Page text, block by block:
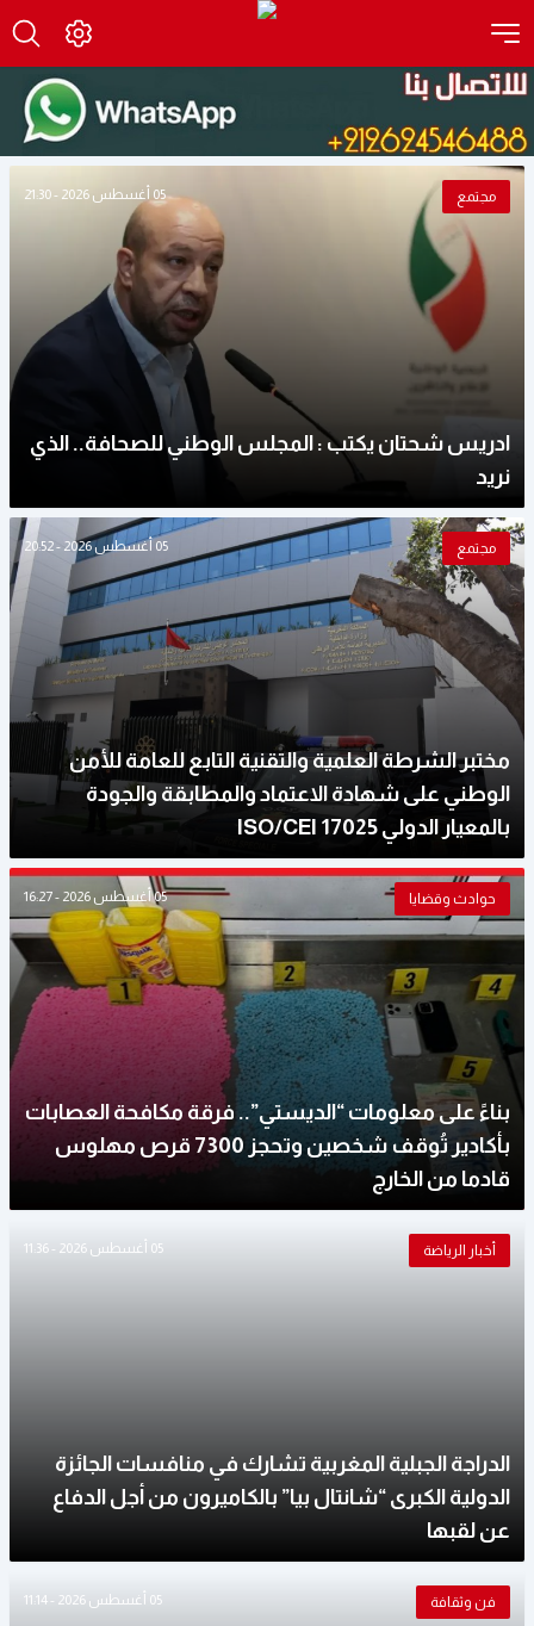
مجتمع 05 أغسطس 2026 - 21:30
ادريس شحتان يكتب : المجلس الوطني للصحافة.. الذي
نريد
مجتمع 05 أغسطس 2026 - 20:52
مختبر الشرطة العلمية والتقنية التابع للعامة للأمن
الوطني على شهادة الاعتماد والمطابقة والجودة
بالمعيار الدولي ISO/CEI 17025
حوادث وقضايا 05 أغسطس 2026 - 16:27
بناءً على معلومات “الديستي”.. فرقة مكافحة العصابات
بأكادير تُوقف شخصين وتحجز 7300 قرص مهلوس
قادما من الخارج
أخبار الرياضة 05 أغسطس 2026 - 11:36
الدراجة الجبلية المغربية تشارك في منافسات الجائزة
الدولية الكبرى “شانتال بيا” بالكاميرون من أجل الدفاع
عن لقبها
فن وثقافة 05 أغسطس 2026 - 11:14